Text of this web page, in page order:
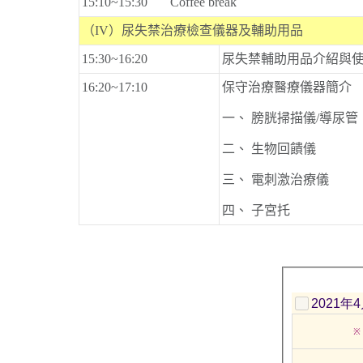
（IV）尿失禁治療檢查儀器及輔助用品
15:30~16:20 尿失禁輔助用品介紹與
16:20~17:10 保守治療醫療儀器簡介
一、 膀胱掃描儀/導尿管
二、 生物回饋儀
三、 電刺激治療儀
四、 子宮托